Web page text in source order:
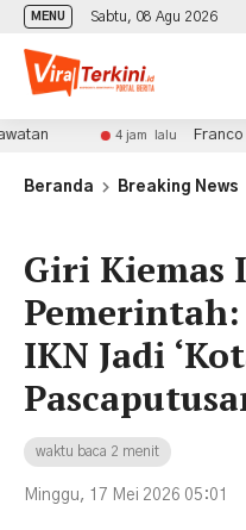
MENU Sabtu, 08 Agu 2026
4 jam lalu Franco
Beranda Breaking News
Giri Kiemas
Pemerintah:
IKN Jadi
waktu baca 2 menit
Minggu, 17 Mei 2026 05:01